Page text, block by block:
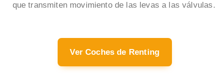
que transmiten movimiento de las levas a las válvulas.
Ver Coches de Renting